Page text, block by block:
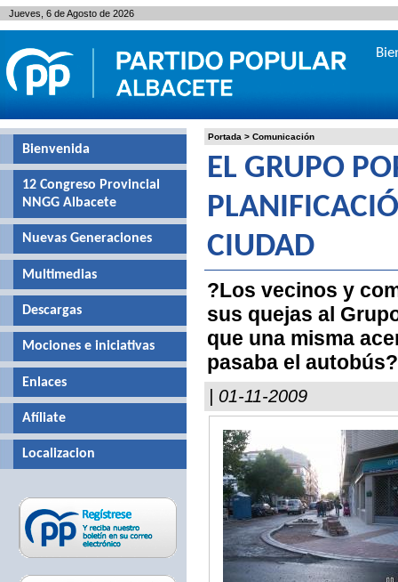
Portada > Comunicación
EL GRUPO
CIUDAD
?Los vecinos y
sus quejas al
que una misma
pasaba el autobús?
| 01-11-2009
Bienvenida
12 Congreso Provincial
NNGG Albacete
Nuevas Generaciones
Multimedias
Descargas
Mociones e iniciativas
Enlaces
Afíliate
Localizacion
Jueves, 6 de Agosto de 2026